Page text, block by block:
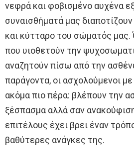
νεφρά και φοβισμένο αυχένα
συναισθήματά μας
και κύτταρο του σώματός μας.
που υιοθετούν την
αναζητούν πίσω από την
παράγοντα, οι ασχολούμενοι
ακόμα πιο πέρα: βλέπουν την
ξέσπασμα αλλά σαν
επιτέλους έχει βρει έναν
βαθύτερες ανάγκες της.